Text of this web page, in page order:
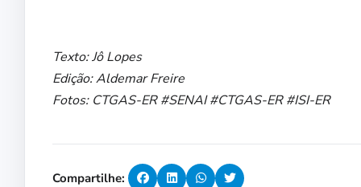
Texto: Jô Lopes
Edição: Aldemar Freire
Fotos: CTGAS-ER #SENAI #CTGAS-ER #ISI-ER
Compartilhe: